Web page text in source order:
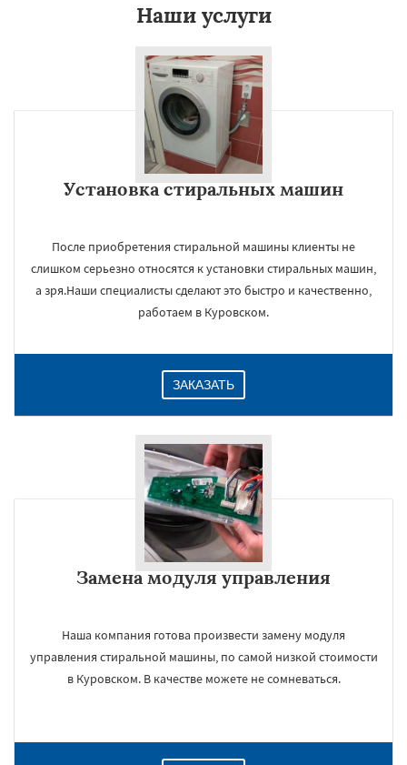
Наши услуги
Установка стиральных машин
После приобретения стиральной машины клиенты не
слишком серьезно относятся к установки стиральных машин,
а зря.Наши специалисты сделают это быстро и качественно,
работаем в Куровском.
ЗАКАЗАТЬ
Замена модуля управления
Наша компания готова произвести замену модуля
управления стиральной машины, по самой низкой стоимости
в Куровском. В качестве можете не сомневаться.
Даю согласие на обработку персональных данных